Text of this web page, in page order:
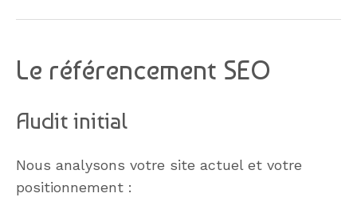
Le référencement SEO
Audit initial
Nous analysons votre site actuel et votre
positionnement :